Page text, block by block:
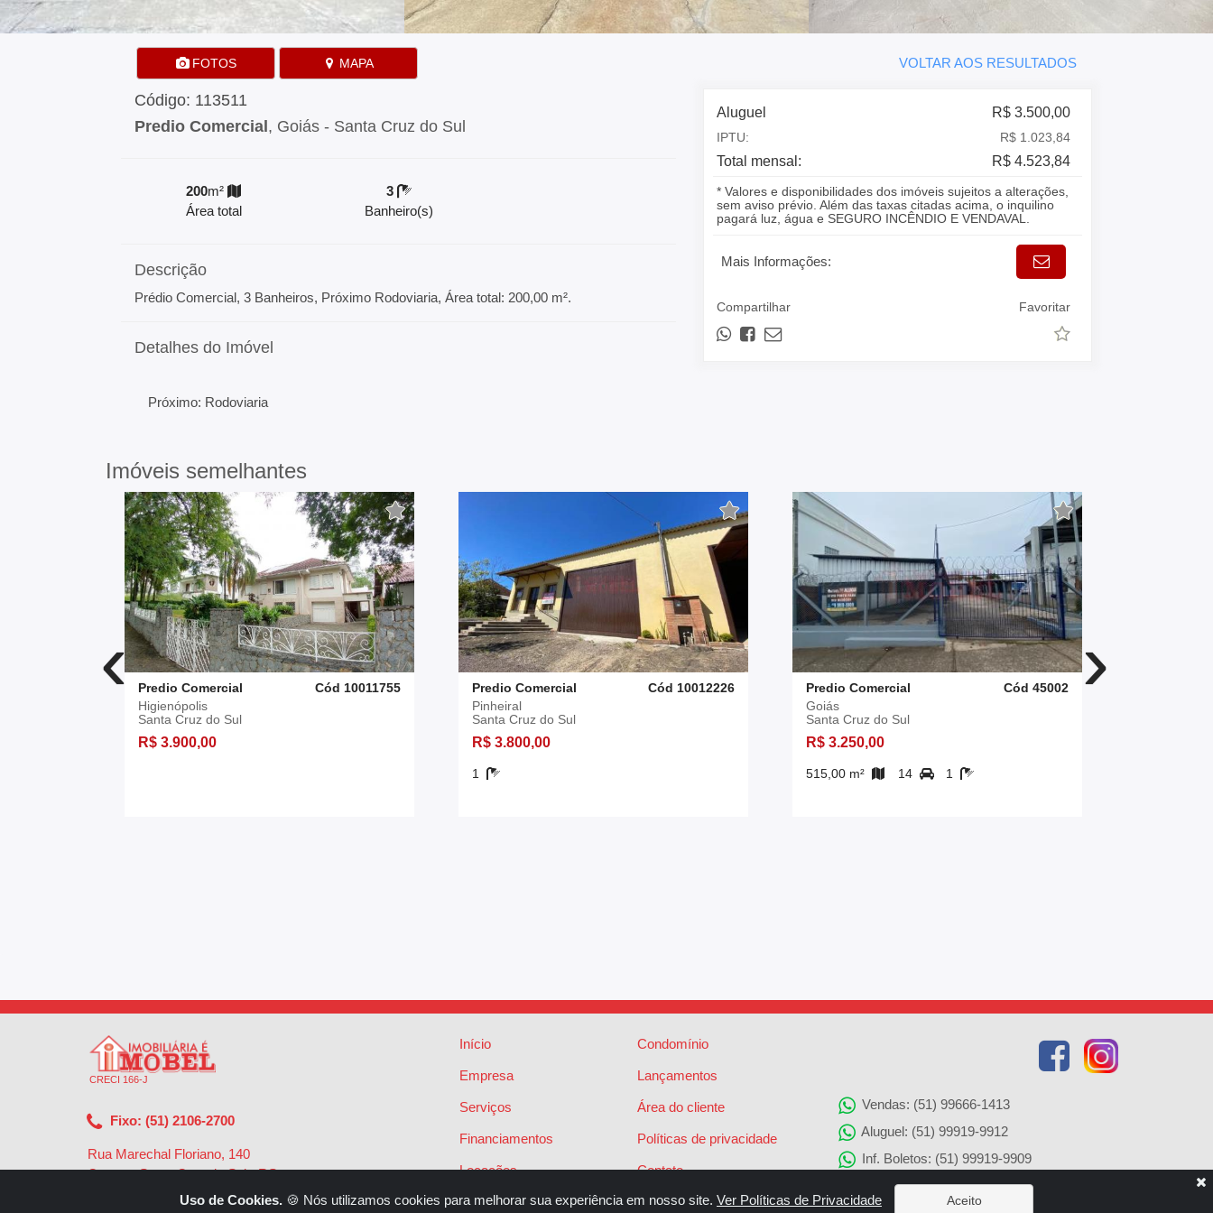
FOTOS MAPA VOLTAR AOS RESULTADOS
Código: 113511
Predio Comercial , Goiás - Santa Cruz do Sul
200m²
Área total
3
Banheiro(s)
Descrição
Prédio Comercial, 3 Banheiros, Próximo Rodoviaria, Área total: 200,00 m².
Detalhes do Imóvel
Próximo: Rodoviaria
Aluguel R$ 3.500,00
IPTU: R$ 1.023,84
Total mensal: R$ 4.523,84
* Valores e disponibilidades dos imóveis sujeitos a alterações,
sem aviso prévio. Além das taxas citadas acima, o inquilino
pagará luz, água e SEGURO INCÊNDIO E VENDAVAL.
Mais Informações:
Compartilhar Favoritar
Imóveis semelhantes
‹ Predio Comercial
Cód 10011755
Higienópolis
Santa Cruz do Sul
R$ 3.900,00
Predio Comercial
Cód 10012226
Pinheiral
Santa Cruz do Sul
R$ 3.800,00
1
Predio Comercial
Cód 45002
Goiás
Santa Cruz do Sul
R$ 3.250,00
515,00 m² 14 1
›
CRECI 166-J
Fixo: (51) 2106-2700
Rua Marechal Floriano, 140
Centro - Santa Cruz do Sul - RS -
Início
Empresa
Serviços
Financiamentos
Locações
Vendas
Condomínio
Lançamentos
Área do cliente
Políticas de privacidade
Contato
Vendas: (51) 99666-1413
Aluguel: (51) 99919-9912
Inf. Boletos: (51) 99919-9909
Agenciamento de Imóveis: (51) 99919-9905
Uso de Cookies. 🍪 Nós utilizamos cookies para melhorar sua experiência em nosso site. Ver Políticas de Privacidade Aceito